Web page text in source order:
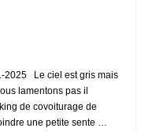
2025 Le ciel est gris mais
lamentons pas il
de covoiturage de
une petite sente …